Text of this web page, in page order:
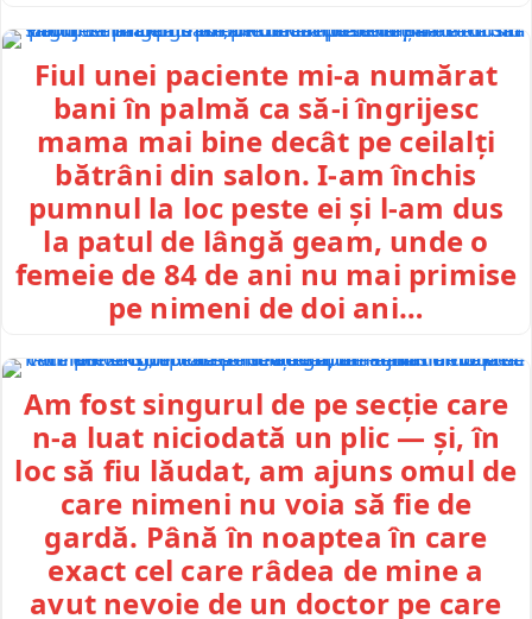
Fiul unei paciente mi-a numărat
bani în palmă ca să-i îngrijesc
mama mai bine decât pe ceilalți
bătrâni din salon. I-am închis
pumnul la loc peste ei și l-am dus
la patul de lângă geam, unde o
femeie de 84 de ani nu mai primise
pe nimeni de doi ani…
Am fost singurul de pe secție care
n-a luat niciodată un plic — și, în
loc să fiu lăudat, am ajuns omul de
care nimeni nu voia să fie de
gardă. Până în noaptea în care
exact cel care râdea de mine a
avut nevoie de un doctor pe care